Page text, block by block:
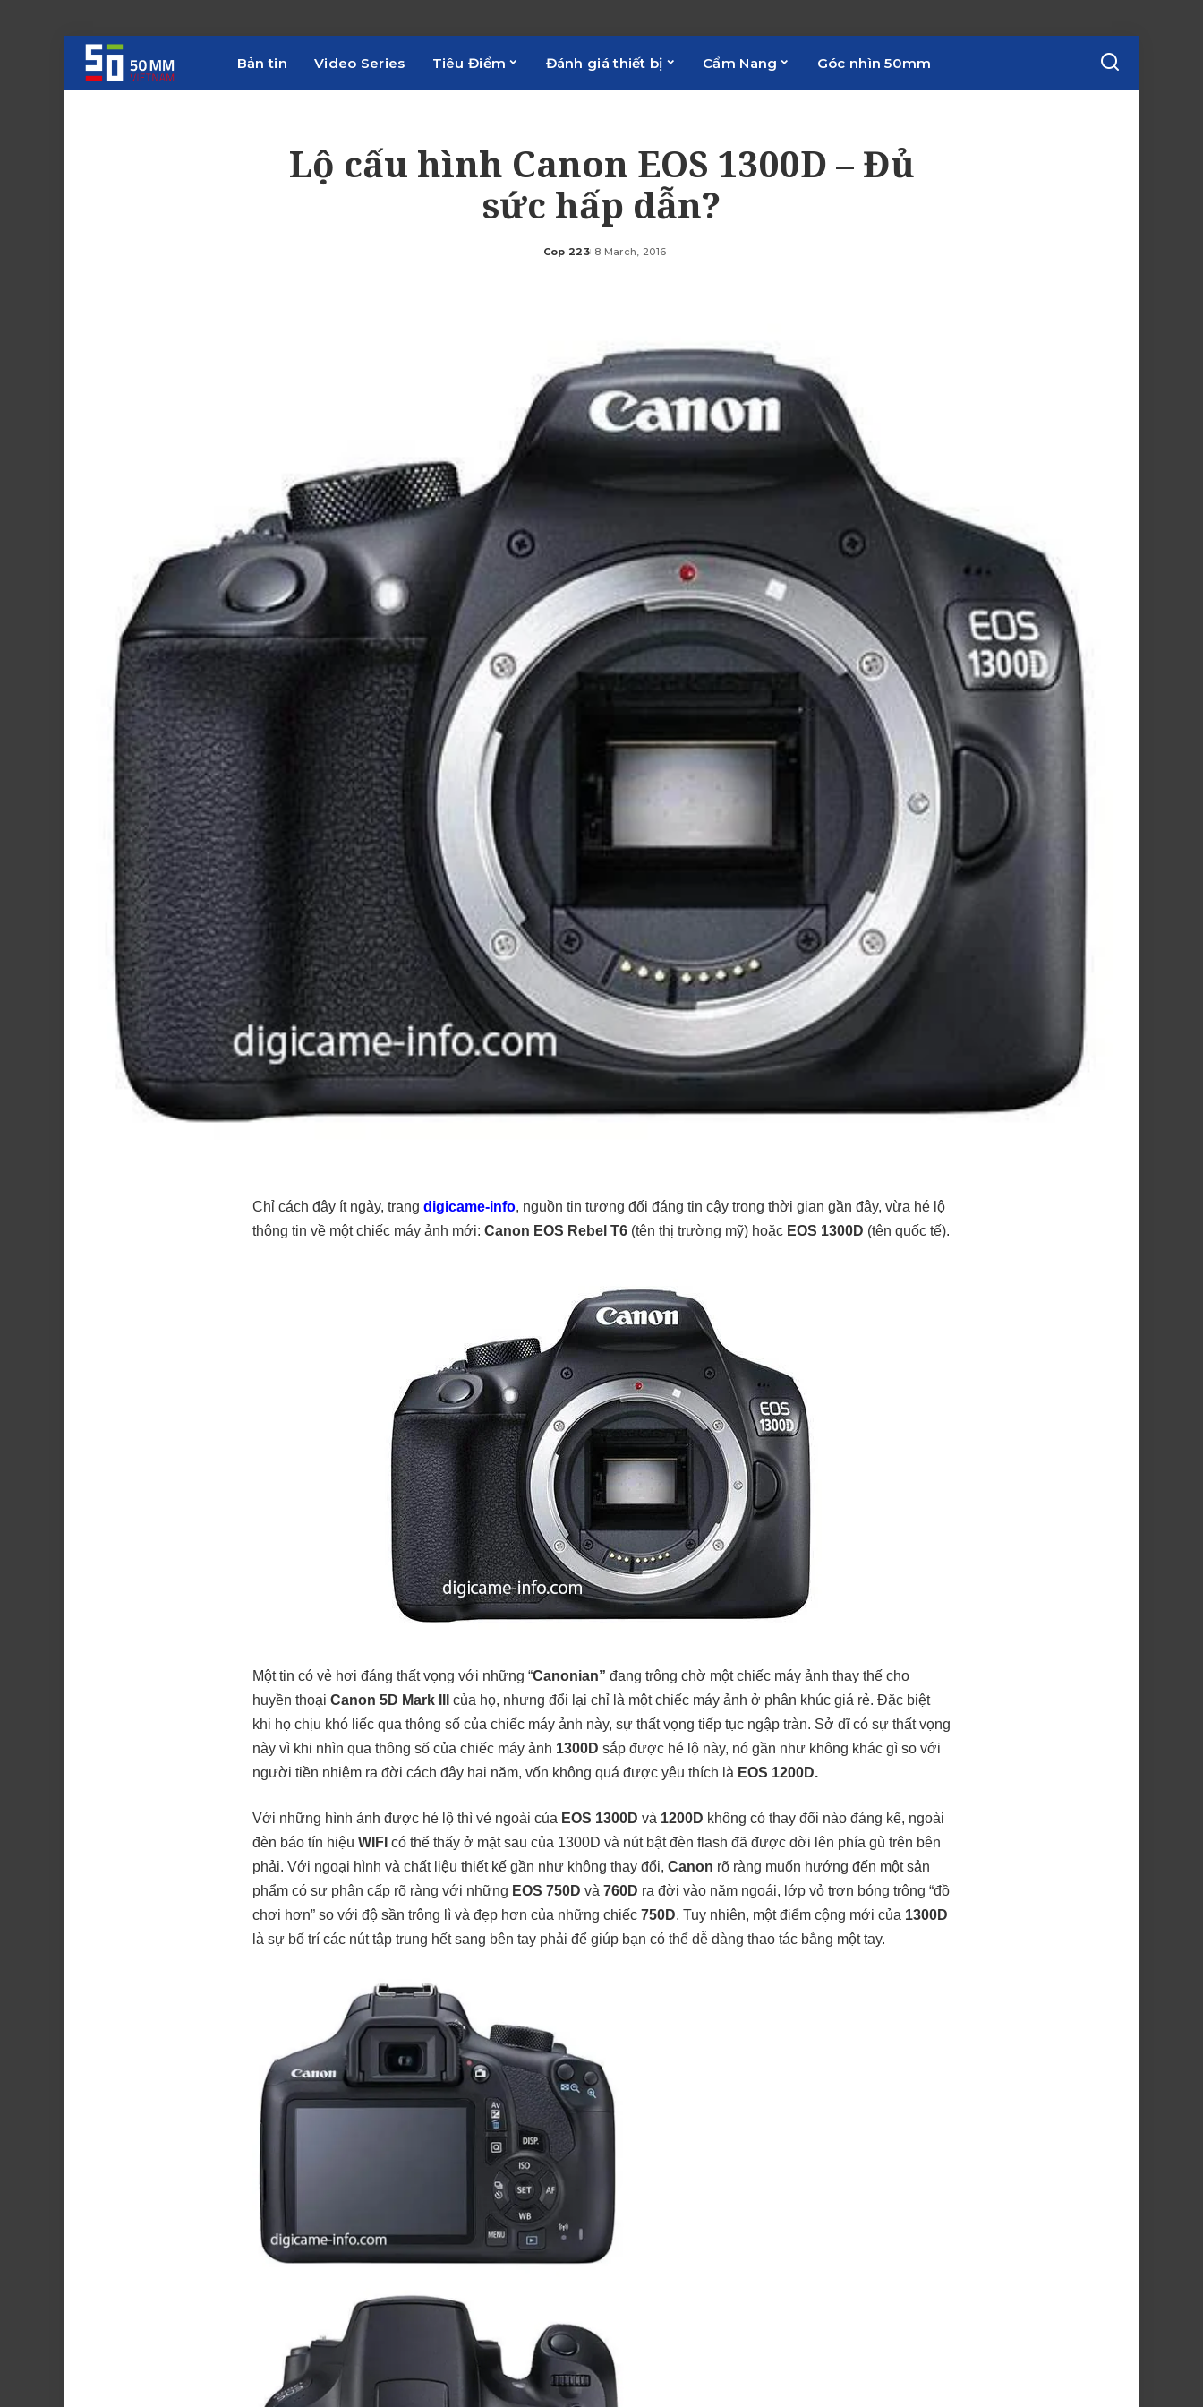
Bản tin Video Series Tiêu Điểm Đánh giá thiết bị Cẩm Nang Góc nhìn 50mm
Lộ cấu hình Canon EOS 1300D – Đủ
sức hấp dẫn?
Posted
Cop 223 8 March, 2016
Chỉ cách đây ít ngày, trang digicame-info, nguồn tin tương đối đáng tin cậy trong thời gian gần đây, vừa hé lộ
thông tin về một chiếc máy ảnh mới: Canon EOS Rebel T6 (tên thị trường mỹ) hoặc EOS 1300D (tên quốc tế).
Một tin có vẻ hơi đáng thất vọng với những “Canonian” đang trông chờ một chiếc máy ảnh thay thế cho
huyền thoại Canon 5D Mark III
của họ, nhưng đổi lại chỉ là một chiếc máy ảnh ở phân khúc giá rẻ. Đặc biệt
khi họ chịu khó liếc qua thông số của chiếc máy ảnh này, sự thất vọng tiếp tục ngập tràn. Sở dĩ có sự thất vọng
này vì khi nhìn qua thông số của chiếc máy ảnh 1300D sắp được hé lộ này, nó gần như không khác gì so với
người tiền nhiệm ra đời cách đây hai năm, vốn không quá được yêu thích là EOS 1200D.
Với những hình ảnh được hé lộ thì vẻ ngoài của EOS 1300D và 1200D không có thay đổi nào đáng kể, ngoài
đèn báo tín hiệu WIFI có thể thấy ở mặt sau của 1300D và nút bật đèn flash đã được dời lên phía gù trên bên
phải. Với ngoại hình và chất liệu thiết kế gần như không thay đổi, Canon rõ ràng muốn hướng đến một sản
phẩm có sự phân cấp rõ ràng với những EOS 750D và 760D ra đời vào năm ngoái, lớp vỏ trơn bóng trông “đồ
chơi hơn” so với độ sần trông lì và đẹp hơn của những chiếc 750D. Tuy nhiên, một điểm cộng mới của 1300D
là sự bố trí các nút tập trung hết sang bên tay phải để giúp bạn có thể dễ dàng thao tác bằng một tay.